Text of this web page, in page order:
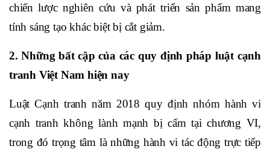
chiến lược nghiên cứu và phát triển sản phẩm mang
tính sáng tạo khác biệt bị cắt giảm.
2. Những bất cập của các quy định pháp luật cạnh
tranh Việt Nam hiện nay
Luật Cạnh tranh năm 2018 quy định nhóm hành vi
cạnh tranh không lành mạnh bị cấm tại chương VI,
trong đó trọng tâm là những hành vi tác động trực tiếp